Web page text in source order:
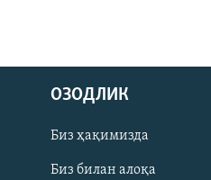
На русском
ИЖТИМОИЙ ТАРМОҚЛАР
ОЗОДЛИК
Биз ҳақимизда
Биз билан алоқа